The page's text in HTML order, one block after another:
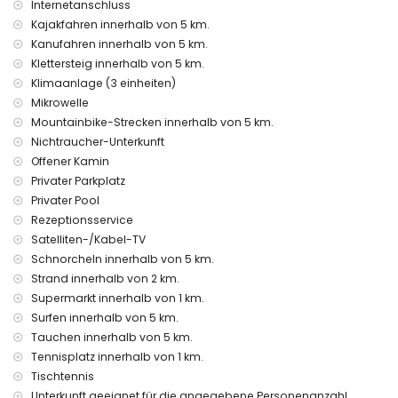
Villa enthalten sind
Internet (Glasfaser)
Bettwäsche und Handtücher
Rezeptionsservice und 24-Stunden-Notdienst
Tischtennis
Zentralheizung und Klimaanlage
Einrichtungen und Dienstleistungen gegen Aufpreis
Flughafentransfer
Zustellbett und Kinderbett/Kinderstuhl (auf Anfrage)
Unterhaltungs- und Freizeitaktivitäten für Ihren Urlaub in
Xàbia, Costa Blanca
Bar (innerhalb von 5 Kilometern des Hauses)
Historischer Ort (Pueblo de Xàbia und Xàbia) (innerhalb von
5 Kilometern von der Unterkunft)
Museum (Histórico de Xàbia, Xàbia), Kirche (Virgen de
Loreto, Puerto, Xàbia), Ruine (Molinos de Viento, Xàbia),
Denkmal (Pueblo de Xàbia, Xàbia), Architektonisches
Internetanschluss
Kajakfahren innerhalb von 5 km.
Kanufahren innerhalb von 5 km.
Klettersteig innerhalb von 5 km.
Klimaanlage (3 einheiten)
Mikrowelle
Mountainbike-Strecken innerhalb von 5 km.
Nichtraucher-Unterkunft
Offener Kamin
Privater Parkplatz
Privater Pool
Rezeptionsservice
Satelliten-/Kabel-TV
Schnorcheln innerhalb von 5 km.
Strand innerhalb von 2 km.
Supermarkt innerhalb von 1 km.
Surfen innerhalb von 5 km.
Tauchen innerhalb von 5 km.
Tennisplatz innerhalb von 1 km.
Tischtennis